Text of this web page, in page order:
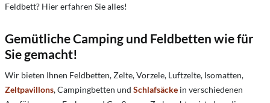
Feldbett? Hier erfahren Sie alles!
Gemütliche Camping und Feldbetten wie für
Sie gemacht!
Wir bieten Ihnen Feldbetten, Zelte, Vorzele, Luftzelte, Isomatten,
Zeltpavillons, Campingbetten und Schlafsäcke in verschiedenen